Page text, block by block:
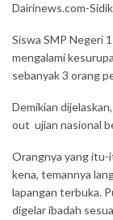
Dairinews.com-
Siswa SMP Negeri
mengalami
sebanyak 3 orang
Demikian
out ujian nasional
Orangnya yang itu-
kena, temannya
lapangan terbuka.
digelar ibadah